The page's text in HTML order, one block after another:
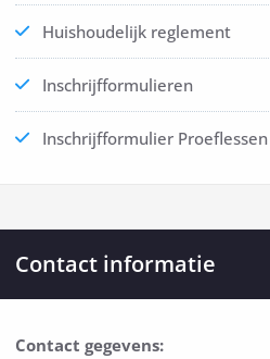
Huishoudelijk reglement
Inschrijfformulieren
Inschrijfformulier Proeflessen
Contact informatie
Contact gegevens: